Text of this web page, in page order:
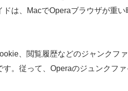
は、MacでOperaブラウザが重い
、閲覧履歴などのジャンクフ
。従って、Operaのジュンクフ